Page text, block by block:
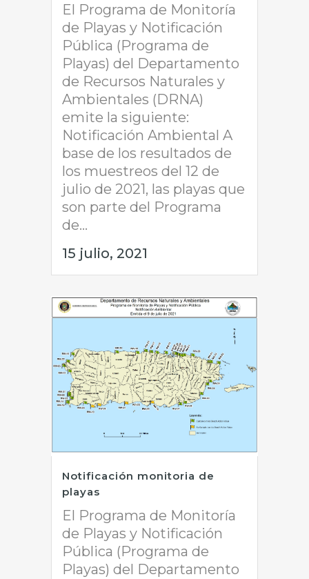
El Programa de Monitoría
de Playas y Notificación
Pública (Programa de
Playas) del Departamento
de Recursos Naturales y
Ambientales (DRNA)
emite la siguiente:
Notificación Ambiental A
base de los resultados de
los muestreos del 12 de
julio de 2021, las playas que
son parte del Programa
de...
15 julio, 2021
Notificación monitoria de
playas
El Programa de Monitoría
de Playas y Notificación
Pública (Programa de
Playas) del Departamento